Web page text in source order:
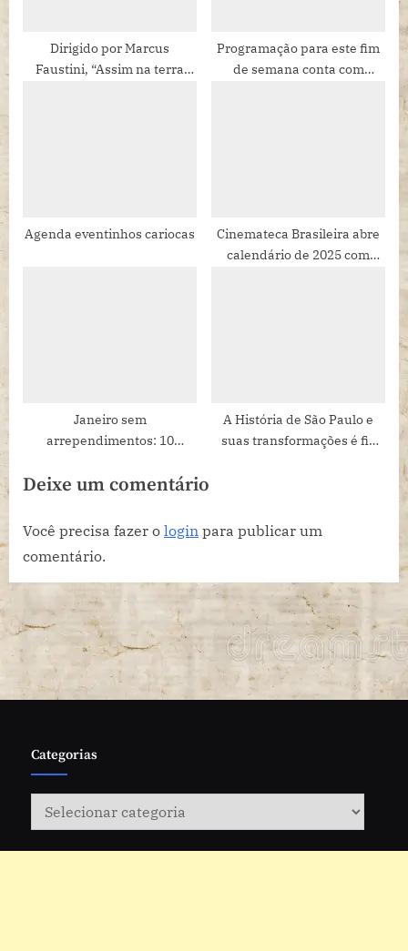
Dirigido por Marcus
Faustini, “Assim na terra
Programação para este fim
de semana conta com
Agenda eventinhos cariocas
Cinemateca Brasileira abre
calendário de 2025 com
Janeiro sem
arrependimentos: 10
o ano
A História de São Paulo e
suas transformações é fio
Deixe um comentário
Você precisa fazer o login para publicar um
comentário.
Categorias
Categorias